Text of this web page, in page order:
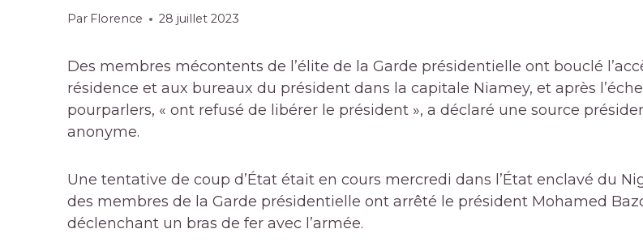
Par Florence 28 juillet 2023
Des membres mécontents de l’élite de la Garde présidentielle ont bouclé
résidence et aux bureaux du président dans la capitale Niamey, et après
pourparlers, « ont refusé de libérer le président », a déclaré une source
anonyme.
Une tentative de coup d’État était en cours mercredi dans l’État enclavé du
des membres de la Garde présidentielle ont arrêté le président Mohamed
déclenchant un bras de fer avec l’armée.